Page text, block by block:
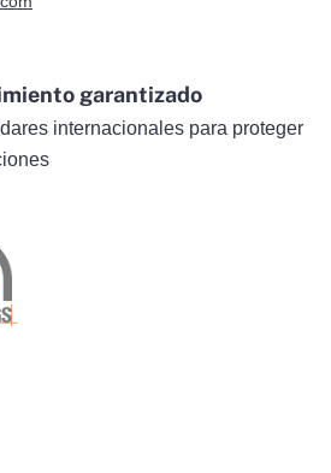
garantizado
internacionales para proteger